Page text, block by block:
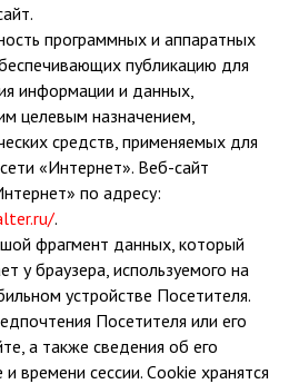
программных и аппаратных
публикацию для
информации и данных,
целевым назначением,
средств, применяемых для
«Интернет». Веб-сайт
по адресу:
.
фрагмент данных, который
у браузера, используемого на
устройстве Посетителя.
Посетителя или его
а также сведения об его
времени сессии. Сookie хранятся